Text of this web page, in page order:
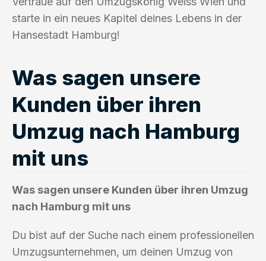
starte in ein neues Kapitel deines Lebens in der
Hansestadt Hamburg!
Was sagen unsere
Kunden über ihren
Umzug nach Hamburg
mit uns
Was sagen unsere Kunden über ihren Umzug
nach Hamburg mit uns
Du bist auf der Suche nach einem professionellen
Umzugsunternehmen, um deinen Umzug von